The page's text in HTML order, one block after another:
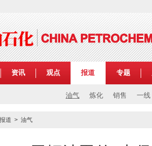
资讯 观点 报道
油气 炼化 销售 一线
专题
报道 > 油气